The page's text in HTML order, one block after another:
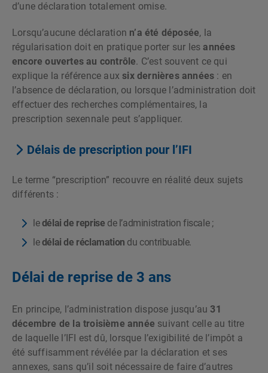
d’une déclaration totalement omise.
Lorsqu’aucune déclaration n’a été déposée, la
régularisation doit en pratique porter sur lesannées
encore ouvertes au contrôle. C’est souvent ce qui
explique la référence auxsix dernières années : en
l’absence de déclaration, ou lorsque l’administration doit
effectuer des recherches complémentaires, la
prescription sexennale peut s’appliquer.
Délais de prescription pour l’IFI
Le terme “prescription” recouvre en réalité deux sujets
différents :
ledélai de reprise de l’administration fiscale ;
ledélai de réclamation du contribuable.
Délai de reprise de 3 ans
En principe, l’administration dispose jusqu’au31
décembre de la troisième année suivant celle au titre
de laquelle l’IFI est dû, lorsque l’exigibilité de l’impôt a
été suffisamment révélée par la déclaration et ses
annexes, sans qu’il soit nécessaire de faire d’autres